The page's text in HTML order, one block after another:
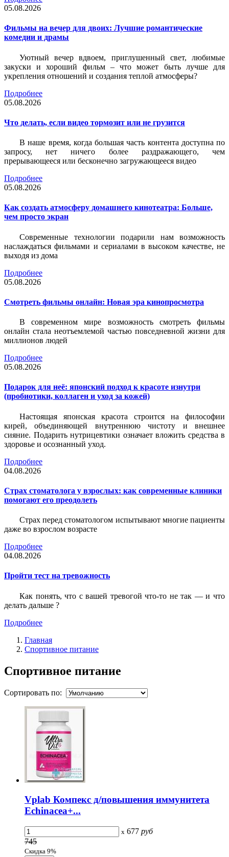
05.08.2026
Фильмы на вечер для двоих: Лучшие романтические
комедии и драмы
Уютный вечер вдвоем, приглушенный свет, любимые
закуски и хороший фильм – что может быть лучше для
укрепления отношений и создания теплой атмосферы?
Подробнее
05.08.2026
Что делать, если видео тормозит или не грузится
В наше время, когда большая часть контента доступна по
запросу, нет ничего более раздражающего, чем
прерывающееся или бесконечно загружающееся видео
Подробнее
05.08.2026
Как создать атмосферу домашнего кинотеатра: Больше,
чем просто экран
Современные технологии подарили нам возможность
наслаждаться фильмами и сериалами в высоком качестве, не
выходя из дома
Подробнее
05.08.2026
Смотреть фильмы онлайн: Новая эра кинопросмотра
В современном мире возможность смотреть фильмы
онлайн стала неотъемлемой частью повседневной жизни для
миллионов людей
Подробнее
05.08.2026
Подарок для неё: японский подход к красоте изнутри
(пробиотики, коллаген и уход за кожей)
Настоящая японская красота строится на философии
кирей, объединяющей внутреннюю чистоту и внешнее
сияние. Подарить нутрицевтики означает вложить средства в
здоровье и осознанный уход.
Подробнее
04.08.2026
Страх стоматолога у взрослых: как современные клиники
помогают его преодолеть
Страх перед стоматологом испытывают многие пациенты
даже во взрослом возрасте
Подробнее
04.08.2026
Пройти тест на тревожность
Как понять, что с вашей тревогой что-то не так — и что
делать дальше ?
Подробнее
Главная
Спортивное питание
Спортивное питание
Сортировать по:
Vplab Компекс д/повышения иммунитета
Echinacea+...
x 677 руб
745
Скидка 9%